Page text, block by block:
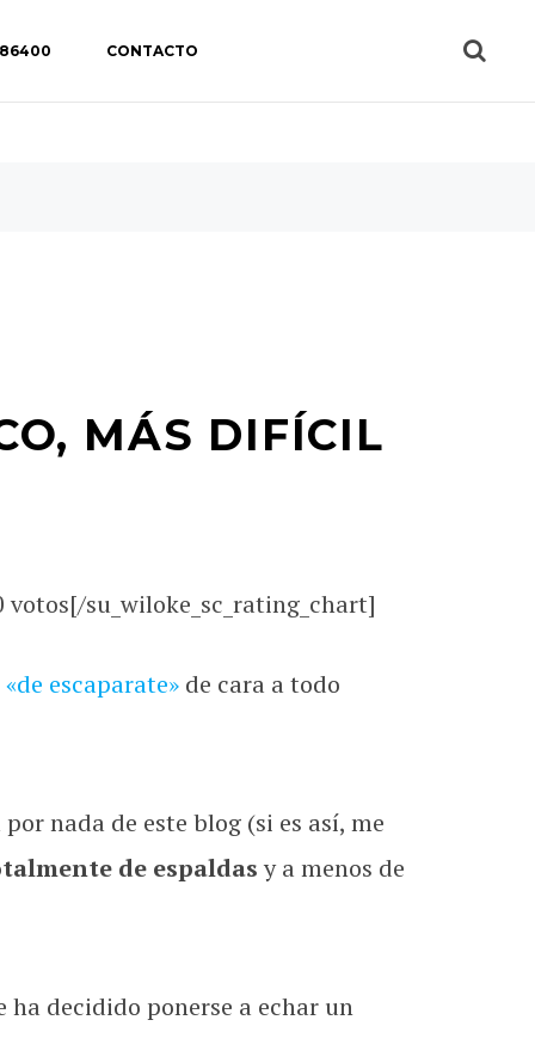
86400 CONTACTO
MÁS DIFÍCIL
votos[/su_wiloke_sc_rating_chart]
escaparate»de cara a todo
nada de este blog (si es así, me
de espaldasy a menos de
ha decidido ponerse a echar un